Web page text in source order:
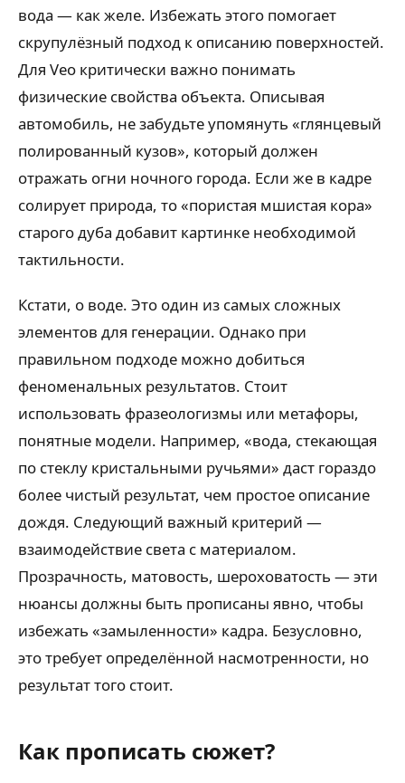
вода — как желе. Избежать этого помогает
скрупулёзный подход к описанию поверхностей.
Для Veo критически важно понимать
физические свойства объекта. Описывая
автомобиль, не забудьте упомянуть «глянцевый
полированный кузов», который должен
отражать огни ночного города. Если же в кадре
солирует природа, то «пористая мшистая кора»
старого дуба добавит картинке необходимой
тактильности.
Кстати, о воде. Это один из самых сложных
элементов для генерации. Однако при
правильном подходе можно добиться
феноменальных результатов. Стоит
использовать фразеологизмы или метафоры,
понятные модели. Например, «вода, стекающая
по стеклу кристальными ручьями» даст гораздо
более чистый результат, чем простое описание
дождя. Следующий важный критерий —
взаимодействие света с материалом.
Прозрачность, матовость, шероховатость — эти
нюансы должны быть прописаны явно, чтобы
избежать «замыленности» кадра. Безусловно,
это требует определённой насмотренности, но
результат того стоит.
Как прописать сюжет?